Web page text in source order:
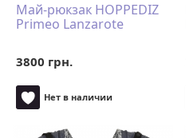
Май-рюкзак HOPPEDIZ
Primeo Lanzarote
3800 грн.
Нет в наличии